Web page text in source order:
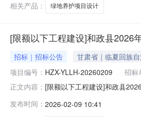
相关产品：
绿地养护项目设计
[限额以下工程建设]和政县2026
招标｜招标公告 甘肃省｜临夏回族
项目编号： HZX-YLLH-20260209 招标
正文内容： [限额以下工程建设]和政县
2026-02-0923:55:38采购单位
发布时间： 2026-02-09 10:41